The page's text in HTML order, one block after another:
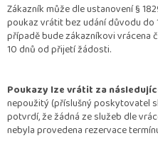
Zákazník může dle ustanovení §
poukaz vrátit bez udání důvodu do
případě bude zákazníkovi vrácena
10 dnů od přijetí žádosti.
Poukazy lze vrátit za
nepoužitý (příslušný poskytovatel
potvrdí, že žádná ze služeb dle
nebyla provedena rezervace